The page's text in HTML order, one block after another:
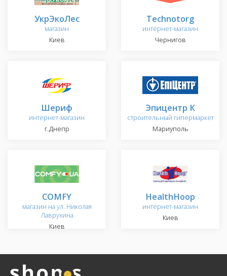
УкрЭкоЛес
магазин
Киев
Technotorg
интернет-магазин
Чернигов
Шериф
интернет-магазин
г.Днепр
Эпицентр К
строительный гипермаркет
Мариуполь
COMFY
магазин на ул. Николая
Лаврухина
Киев
HealthHoop
интернет-магазин
Киев